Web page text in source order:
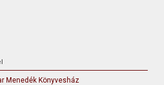
Menedék Könyvesház